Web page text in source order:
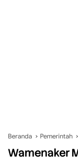
Beranda Pemerintah
Wamenaker